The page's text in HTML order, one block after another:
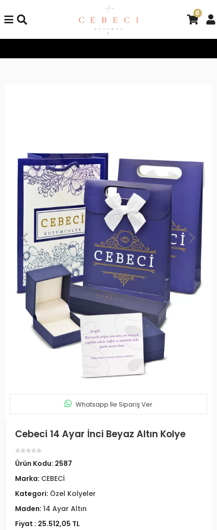
0
Whatsapp İle Sipariş Ver
Cebeci 14 Ayar İnci Beyaz Altın Kolye
Ürün Kodu: 2587
Marka: CEBECİ
Kategori: Özel Kolyeler
Maden: 14 Ayar Altın
Fiyat : 25.512,05 TL